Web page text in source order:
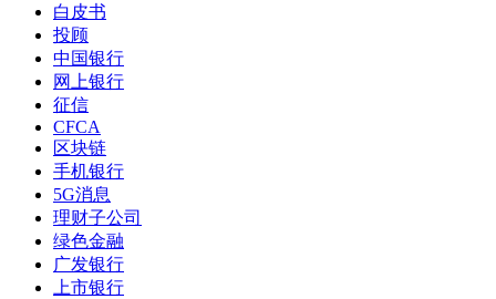
白皮书
投顾
中国银行
网上银行
征信
CFCA
区块链
手机银行
5G消息
理财子公司
绿色金融
广发银行
上市银行